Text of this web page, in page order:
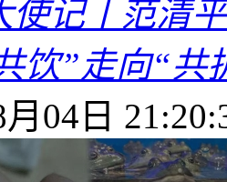
使记丨范清
饮”走向“共
04日